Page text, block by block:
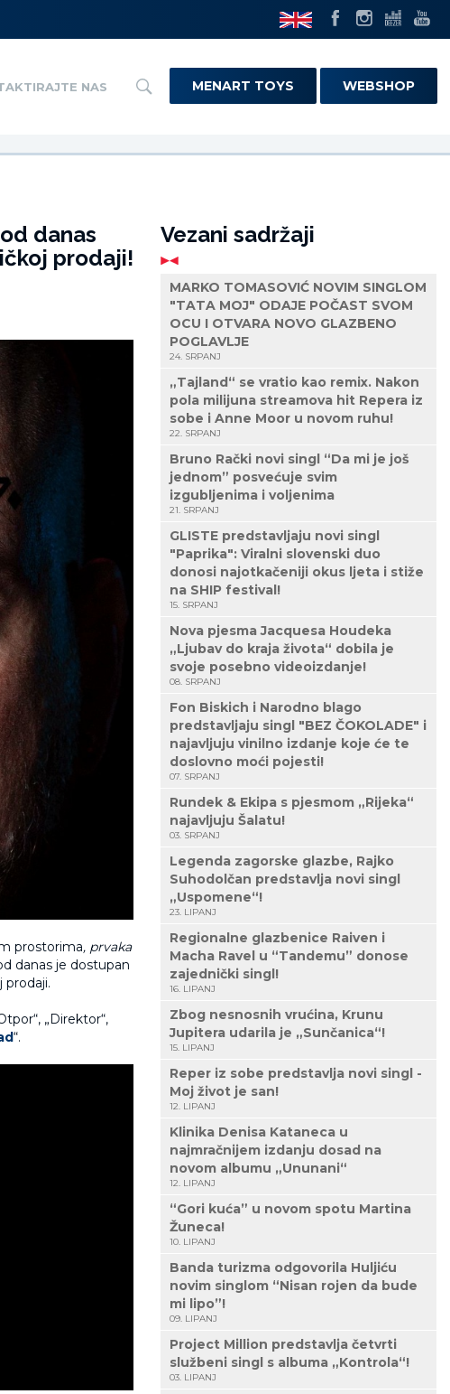
NAS MENART TOYS WEBSHOP
danas
prodaji!
prostorima, prvaka
danas je dostupan
prodaji.
„Direktor“,
“.
Vezani sadržaji
MARKO TOMASOVIĆ NOVIM SINGLOM
"TATA MOJ" ODAJE POČAST SVOM
OCU I OTVARA NOVO GLAZBENO
POGLAVLJE
24. SRPANJ
„Tajland“ se vratio kao remix. Nakon
pola milijuna streamova hit Repera iz
sobe i Anne Moor u novom ruhu!
22. SRPANJ
Bruno Rački novi singl “Da mi je još
jednom” posvećuje svim
izgubljenima i voljenima
21. SRPANJ
GLISTE predstavljaju novi singl
"Paprika": Viralni slovenski duo
donosi najotkačeniji okus ljeta i stiže
na SHIP festival!
15. SRPANJ
Nova pjesma Jacquesa Houdeka
„Ljubav do kraja života“ dobila je
svoje posebno videoizdanje!
08. SRPANJ
Fon Biskich i Narodno blago
predstavljaju singl "BEZ ČOKOLADE" i
najavljuju vinilno izdanje koje će te
doslovno moći pojesti!
07. SRPANJ
Rundek & Ekipa s pjesmom „Rijeka“
najavljuju Šalatu!
03. SRPANJ
Legenda zagorske glazbe, Rajko
Suhodolčan predstavlja novi singl
„Uspomene“!
23. LIPANJ
Regionalne glazbenice Raiven i
Macha Ravel u “Tandemu” donose
zajednički singl!
16. LIPANJ
Zbog nesnosnih vrućina, Krunu
Jupitera udarila je „Sunčanica“!
15. LIPANJ
Reper iz sobe predstavlja novi singl -
Moj život je san!
12. LIPANJ
Klinika Denisa Kataneca u
najmračnijem izdanju dosad na
novom albumu „Ununani“
12. LIPANJ
“Gori kuća” u novom spotu Martina
Žuneca!
10. LIPANJ
Banda turizma odgovorila Huljiću
novim singlom “Nisan rojen da bude
mi lipo”!
09. LIPANJ
Project Million predstavlja četvrti
službeni singl s albuma „Kontrola“!
03. LIPANJ